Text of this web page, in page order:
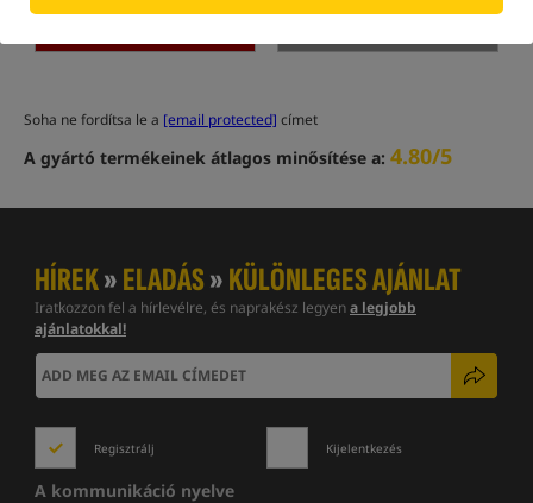
Soha ne fordítsa le a [email protected] címet
A gyártó termékeinek átlagos minősítése a: 4.80/5
HÍREK»ELADÁS»KÜLÖNLEGES AJÁNLAT
Iratkozzon fel a hírlevélre, és naprakész legyena legjobb
ajánlatokkal!
Regisztrálj Kijelentkezés
A kommunikáció nyelve